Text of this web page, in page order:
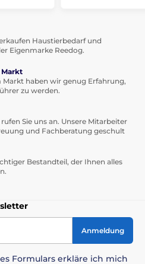
Haustierbedarf und
Eigenmarke Reedog.
Markt
Markt haben wir genug Erfahrung,
zu werden.
Sie uns an. Unsere Mitarbeiter
und Fachberatung geschult
Bestandteil, der Ihnen alles
Anmeldung
Formulars erkläre ich mich